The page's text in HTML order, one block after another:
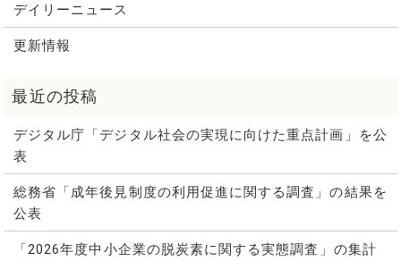
デイリーニュース
更新情報
デジタル庁「デジタル社会の実現に向けた重点計画」を公
表
総務省「成年後見制度の利用促進に関する調査」の結果を
公表
「2026年度中小企業の脱炭素に関する実態調査」の集計